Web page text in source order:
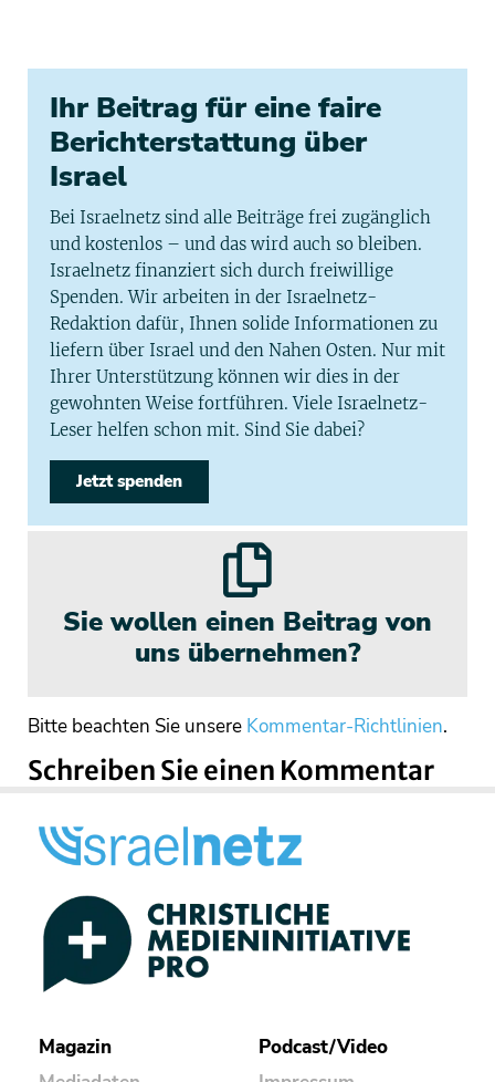
Ihr Beitrag für eine faire
Berichterstattung über
Israel
Bei Israelnetz sind alle Beiträge frei zugänglich
und kostenlos – und das wird auch so bleiben.
Israelnetz finanziert sich durch freiwillige
Spenden. Wir arbeiten in der Israelnetz-
Redaktion dafür, Ihnen solide Informationen zu
liefern über Israel und den Nahen Osten. Nur mit
Ihrer Unterstützung können wir dies in der
gewohnten Weise fortführen. Viele Israelnetz-
Leser helfen schon mit. Sind Sie dabei?
Jetzt spenden
Sie wollen einen Beitrag von
uns übernehmen?
Bitte beachten Sie unsere Kommentar-Richtlinien.
Schreiben Sie einen Kommentar
Magazin
Podcast/Video